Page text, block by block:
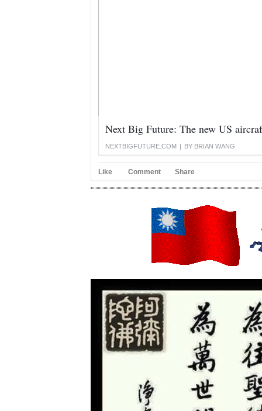
NEXTBIGFUTURE.COM | BY BRIAN WANG
Like Comment Share